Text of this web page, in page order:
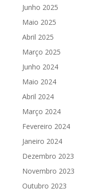
Junho 2025
Maio 2025
Abril 2025
Março 2025
Junho 2024
Maio 2024
Abril 2024
Março 2024
Fevereiro 2024
Janeiro 2024
Dezembro 2023
Novembro 2023
Outubro 2023